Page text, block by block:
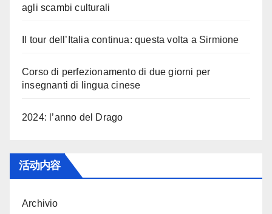
agli scambi culturali
Il tour dell’Italia continua: questa volta a Sirmione
Corso di perfezionamento di due giorni per
insegnanti di lingua cinese
2024: l’anno del Drago
活动内容
Archivio